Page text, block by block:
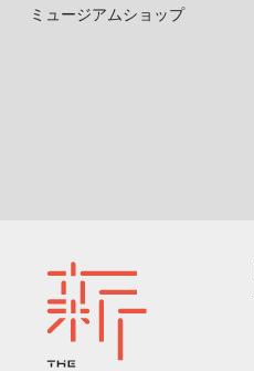
ミュージアムショップ